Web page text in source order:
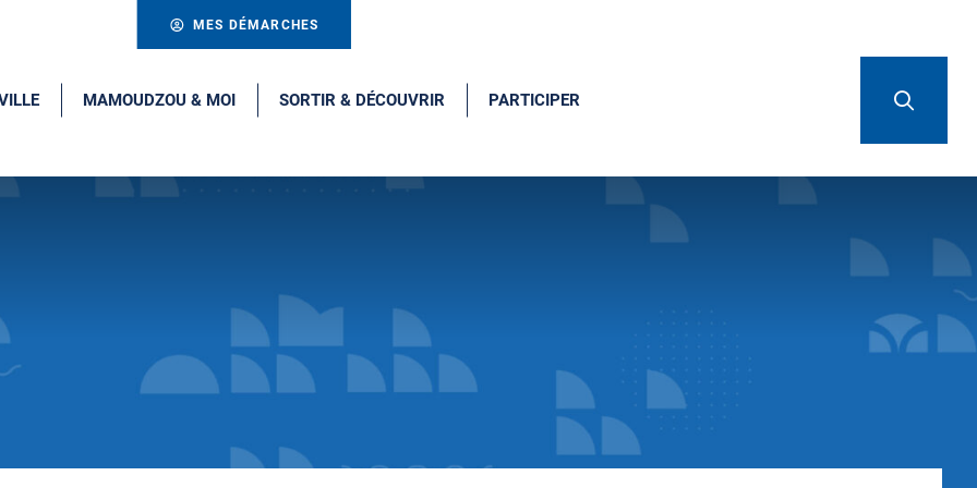
MES DÉMARCHES
MAMOUDZOU & MOI SORTIR & DÉCOUVRIR PARTICIPER